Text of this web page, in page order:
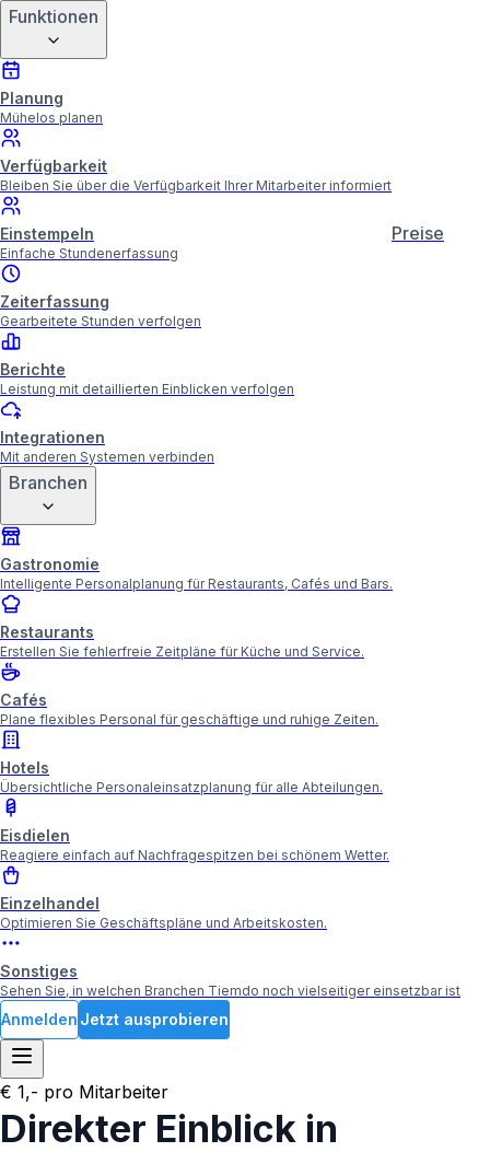
Funktionen
Planung
Mühelos planen
Verfügbarkeit
Bleiben Sie über die Verfügbarkeit Ihrer Mitarbeiter informiert
Einstempeln
Einfache Stundenerfassung
Zeiterfassung
Gearbeitete Stunden verfolgen
Berichte
Leistung mit detaillierten Einblicken verfolgen
Integrationen
Mit anderen Systemen verbinden
Preise
Branchen
Gastronomie
Intelligente Personalplanung für Restaurants, Cafés und Bars.
Restaurants
Erstellen Sie fehlerfreie Zeitpläne für Küche und Service.
Cafés
Plane flexibles Personal für geschäftige und ruhige Zeiten.
Hotels
Übersichtliche Personaleinsatzplanung für alle Abteilungen.
Eisdielen
Reagiere einfach auf Nachfragespitzen bei schönem Wetter.
Einzelhandel
Optimieren Sie Geschäftspläne und Arbeitskosten.
Sonstiges
Sehen Sie, in welchen Branchen Tiemdo noch vielseitiger einsetzbar ist
Anmelden Jetzt ausprobieren
€ 1,- pro Mitarbeiter
Direkter Einblick in